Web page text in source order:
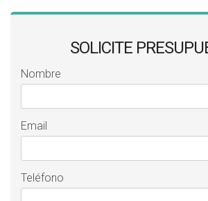
SOLICITE
Nombre
Email
Teléfono